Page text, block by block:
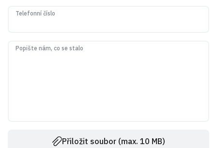
Telefonní číslo
Popište nám, co se stalo
Přiložit soubor (max. 10 MB)